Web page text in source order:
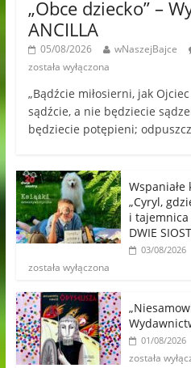
„Obce dziecko” –
ANCILLA
05/08/2026 wNaszejBajce
została wyłączona
„Bądźcie miłosierni, jak
sądźcie, a nie będziecie
będziecie potępieni;
„Cyryl,
i tajemnica
DWIE
03/08/2026
została wyłączona
01/08/2026
została